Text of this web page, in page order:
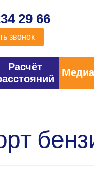
29 66
звонок
Расчёт
Медиа